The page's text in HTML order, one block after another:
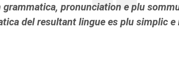
pronunciation e plu
del resultant lingue es plu simplic